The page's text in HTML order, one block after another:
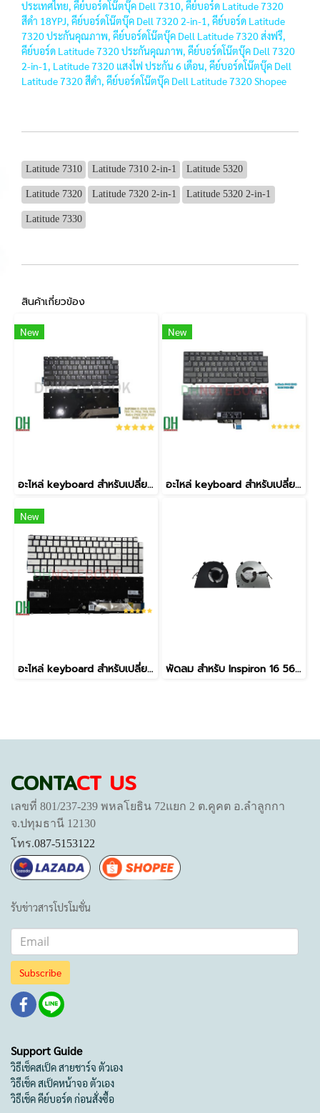
ประเทศไทย, คีย์บอร์ดโน๊ตบุ๊ค Dell 7310, คีย์บอร์ด Latitude 7320
สีดำ 18YPJ, คีย์บอร์ดโน๊ตบุ๊ค Dell 7320 2-in-1, คีย์บอร์ด Latitude
7320 ประกันคุณภาพ, คีย์บอร์ดโน๊ตบุ๊ค Dell Latitude 7320 ส่งฟรี,
คีย์บอร์ด Latitude 7320 ประกันคุณภาพ, คีย์บอร์ดโน๊ตบุ๊ค Dell 7320
2-in-1, Latitude 7320 แสงไฟ ประกัน 6 เดือน, คีย์บอร์ดโน๊ตบุ๊ค Dell
Latitude 7320 สีดำ, คีย์บอร์ดโน๊ตบุ๊ค Dell Latitude 7320 Shopee
Latitude 7310 Latitude 7310 2-in-1 Latitude 5320
Latitude 7320 Latitude 7320 2-in-1 Latitude 5320 2-in-1
Latitude 7330
สินค้าเกี่ยวข้อง
New
อะไหล่ keyboard สำหรับเปลี่ยน รุ่นINSPIRON 13-5390, 5390, 7391, 14-7490, 7491, 5493 Vostro 3400 3401 3402 3405 5402 5408 5409,P114G ,P120G,P132G,P145G,P145G001,P147G ,P147G002, Latitude 3301 3410 E3301 P114G P120G ไม่มีไฟ
New
อะไหล่ keyboard สำหรับเปลี่ยน รุ่น atitude 7440 7340 7640 7450 มีไฟ
New
อะไหล่ keyboard สำหรับเปลี่ยน รุ่น INSPIRON 5584 5590 5593 5594 5598 7590 7591 Inspiron 15-5593, 5584, 5590, 5593, 5594, 5598, 7590, 7591, 7791 inspiron 15 3501 3502 3505 5501 5502 5508 แป้นสีเงิน มีไฟ พัดลม สำหรับ Inspiron 16 5620 5625 7620 2-in-1 Vostro 16 5620 5625 อะไหล่โน๊ตบุ๊ค 0T8R2T T8R2T 5V 0.5A 4 PIN
CONTACT US
เลขที่ 801/237-239 พหลโยธิน 72แยก 2 ต.คูคต อ.ลำลูกกา
จ.ปทุมธานี 12130
โทร.087-5153122
รับข่าวสารโปรโมชั่น
Subscribe
Support Guide
วิธีเช็คสเป็ค สายชาร์จ ตัวเอง
วิธีเช็ค สเป็คหน้าจอ ตัวเอง
วิธีเช็ค คีย์บอร์ด ก่อนสั่งซื้อ